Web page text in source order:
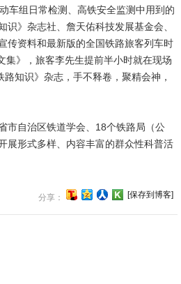
组日常检测、高铁安全监测中用到的
》杂志社、詹天佑科技发展基金会、
传资料和最新版的全国铁路旅客列车时
集》，旅客李先生提前半小时就在现场
知识》杂志，手不释卷，聚精会神，
自治区铁道学会、18个铁路局（公
展形式多样、内容丰富的群众性科普活
分享： [保存到博客]